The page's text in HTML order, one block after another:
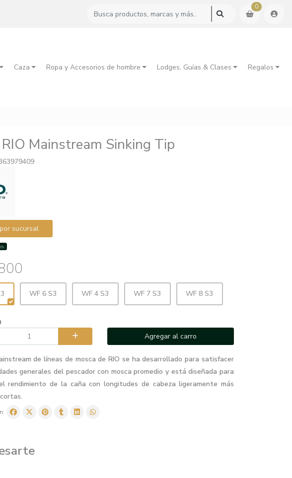
0
Caza Ropa y Accesorios de hombre Lodges, Guías & Clases Regalos
Mainstream Sinking Tip
sucursal
WF 6 S3 WF 4 S3 WF 7 S3 WF 8 S3
Agregar al carro
de líneas de mosca de RIO se ha desarrollado para satisfacer
generales del pescador con mosca promedio y está diseñada para
rendimiento de la caña con longitudes de cabeza ligeramente más